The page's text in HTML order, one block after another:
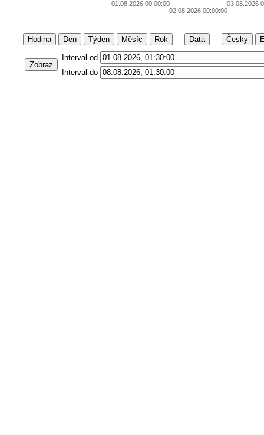
01.08.2026 00:00:00
02.08.2026 00:00:00
03.08.2026
Hodina Den Týden Měsíc Rok Data Česky
Zobraz
Interval od
Interval do